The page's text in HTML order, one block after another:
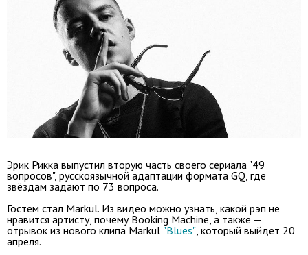
Эрик Рикка выпустил вторую часть своего сериала "49
вопросов", русскоязычной адаптации формата GQ, где
звёздам задают по 73 вопроса.
Гостем стал Markul. Из видео можно узнать, какой рэп не
нравится артисту, почему Booking Machine, а также —
отрывок из нового клипа Markul "Blues" , который выйдет 20
апреля.